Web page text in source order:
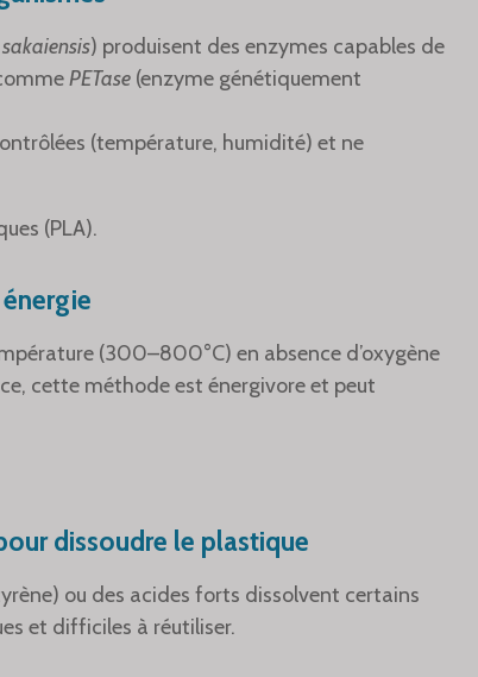
) produisent des enzymes capables de
PETase (enzyme génétiquement
(température, humidité) et ne
(PLA).
(300–800°C) en absence d’oxygène
cette méthode est énergivore et peut
dissoudre le plastique
ou des acides forts dissolvent certains
et difficiles à réutiliser.